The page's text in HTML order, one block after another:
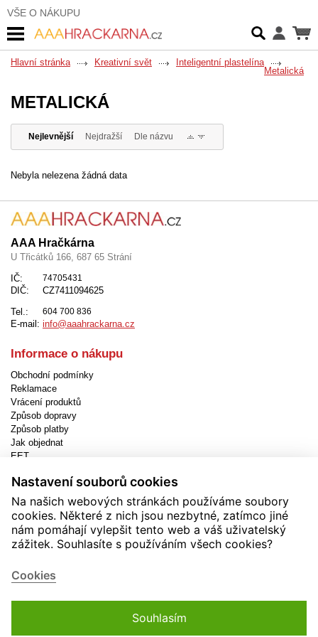
VŠE O NÁKUPU
Hlavní stránka Kreativní svět
Inteligentní plastelína
Metalická
METALICKÁ
Nejlevnější Nejdražší Dle názvu
Nebyla nelezena žádná data
AAA Hračkárna
U Třicátků 166, 687 65 Strání
IČ:
74705431
DIČ:
CZ7411094625
Tel.:
604 700 836
E-mail: info@aaahrackarna.cz
Informace o nákupu
Obchodní podmínky
Reklamace
Vrácení produktů
Způsob dopravy
Způsob platby
Jak objednat
EET
Užitečné informace
Novinky
Akční produkty
Kontakty
Soutěže
Nastavení souborů cookies
Na našich webových stránkách používáme soubory
cookies. Některé z nich jsou nezbytné, zatímco jiné
nám pomáhají vylepšit tento web a váš uživatelský
zážitek. Souhlasíte s používáním všech cookies?
Cookies
Souhlasím